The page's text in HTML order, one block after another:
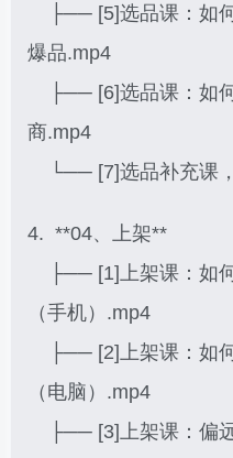
├── [5]选品课：如
爆品.mp4
├── [6]选品课：如
商.mp4
└── [7]选品补充课
4. **04、上架**
├── [1]上架课：如
（手机）.mp4
├── [2]上架课：如
（电脑）.mp4
├── [3]上架课：偏